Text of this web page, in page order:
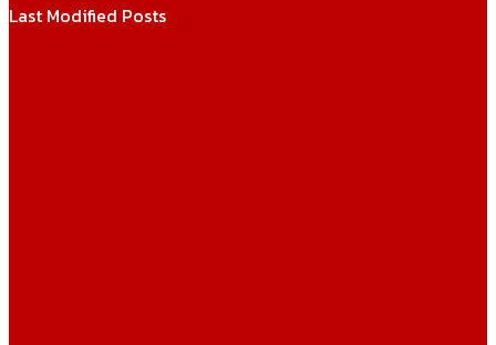
Last Modified Posts